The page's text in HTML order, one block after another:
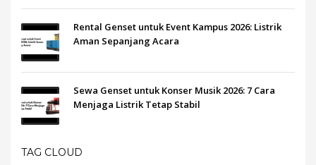
Rental Genset untuk Event Kampus 2026: Listrik
Aman Sepanjang Acara
Sewa Genset untuk Konser Musik 2026: 7 Cara
Menjaga Listrik Tetap Stabil
TAG CLOUD